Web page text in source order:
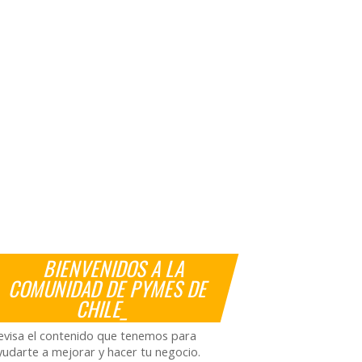
BIENVENIDOS A LA
COMUNIDAD DE PYMES DE
CHILE_
el contenido que tenemos para
a mejorar y hacer tu negocio.